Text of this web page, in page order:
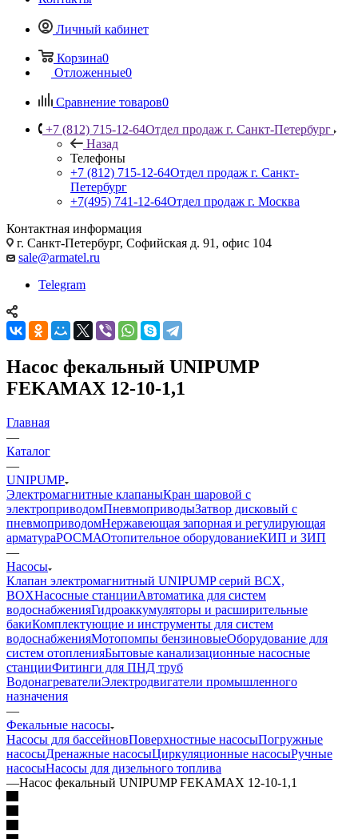
Личный кабинет
Корзина0
Отложенные0
Сравнение товаров0
+7 (812) 715-12-64Отдел продаж г. Санкт-Петербург
Назад
Телефоны
+7 (812) 715-12-64Отдел продаж г. Санкт-
Петербург
+7(495) 741-12-64Отдел продаж г. Москва
Контактная информация
г. Санкт-Петербург, Софийская д. 91, офис 104
sale@armatel.ru
Telegram
Насос фекальный UNIPUMP
FEKAMAX 12-10-1,1
Главная
—
Каталог
—
UNIPUMP
Электромагнитные клапаныКран шаровой с
электроприводомПневмоприводыЗатвор дисковый с
пневмоприводомНержавеющая запорная и регулирующая
арматураРОСМАОтопительное оборудованиеКИП и ЗИП
—
Насосы
Клапан электромагнитный UNIPUMP серий BCX,
BOXНасосные станцииАвтоматика для систем
водоснабженияГидроаккумуляторы и расширительные
бакиКомплектующие и инструменты для систем
водоснабженияМотопомпы бензиновыеОборудование для
систем отопленияБытовые канализационные насосные
станцииФитинги для ПНД труб
ВодонагревателиЭлектродвигатели промышленного
назначения
—
Фекальные насосы
Насосы для бассейновПоверхностные насосыПогружные
насосыДренажные насосыЦиркуляционные насосыРучные
насосыНасосы для дизельного топлива
—Насос фекальный UNIPUMP FEKAMAX 12-10-1,1